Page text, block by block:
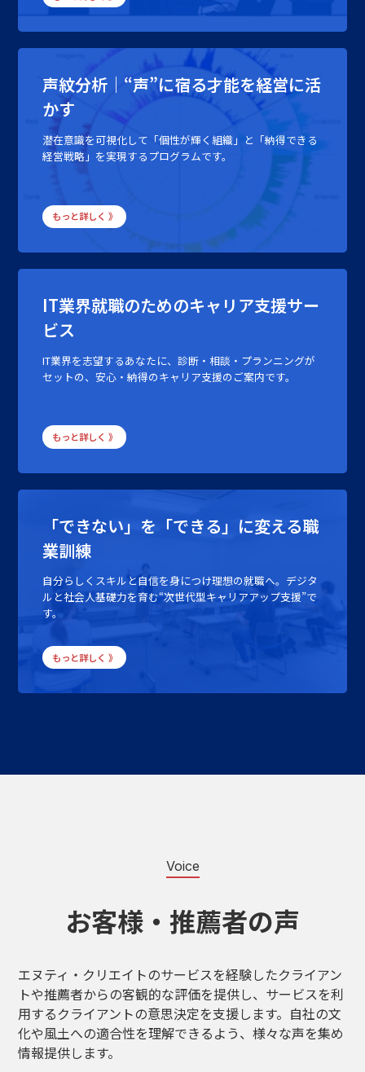
声紋分析｜“声”に宿る才能を経営に活
かす
潜在意識を可視化して「個性が輝く組織」と「納得できる
経営戦略」を実現するプログラムです。
もっと詳しく 》
IT業界就職のためのキャリア支援サー
ビス
IT業界を志望するあなたに、診断・相談・プランニングが
セットの、安心・納得のキャリア支援のご案内です。
もっと詳しく 》
「できない」を「できる」に変える職
業訓練
自分らしくスキルと自信を身につけ理想の就職へ。デジタ
ルと社会人基礎力を育む“次世代型キャリアアップ支援”で
す。
もっと詳しく 》
Voice
お客様・推薦者の声
エヌティ・クリエイトのサービスを経験したクライアン
トや推薦者からの客観的な評価を提供し、サービスを利
用するクライアントの意思決定を支援します。自社の文
化や風土への適合性を理解できるよう、様々な声を集め
情報提供します。